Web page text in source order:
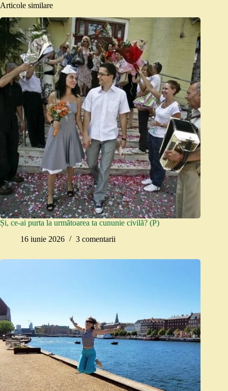
Articole similare
Și, ce-ai purta la următoarea ta cununie civilă? (P)
16 iunie 2026
3 comentarii